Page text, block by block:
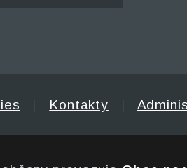
Kontakty